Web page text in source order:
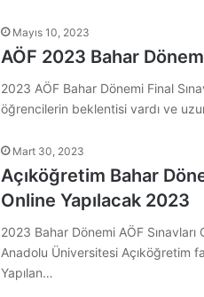
Mayıs 10, 2023
AÖF 2023 Bahar
2023 AÖF Bahar Dönemi Final
öğrencilerin beklentisi vardı ve
Mart 30, 2023
Açıköğretim Bahar
Online Yapılacak 2023
2023 Bahar Dönemi AÖF Sınavları
Anadolu Üniversitesi Açıköğretim
Yapılan…